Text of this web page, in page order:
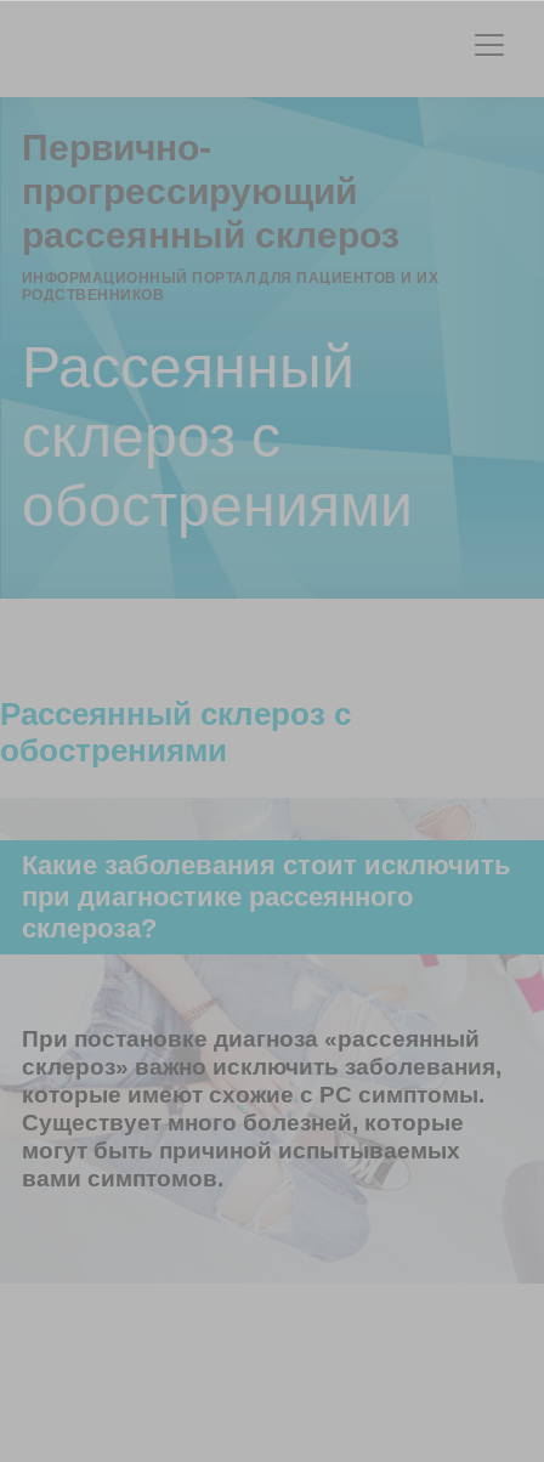
Первично-
прогрессирующий
рассеянный склероз
ИНФОРМАЦИОННЫЙ ПОРТАЛ ДЛЯ ПАЦИЕНТОВ И ИХ
РОДСТВЕННИКОВ
Рассеянный
склероз с
обострениями
Рассеянный склероз с
обострениями
Какие заболевания стоит исключить
при диагностике рассеянного
склероза?
При постановке диагноза «рассеянный
склероз» важно исключить заболевания,
которые имеют схожие с РС симптомы.
Существует много болезней, которые
могут быть причиной испытываемых
вами симптомов.